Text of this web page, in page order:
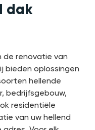
dak
de renovatie van
bieden oplossingen
hellende
bedrijfsgebouw,
residentiële
van uw hellend